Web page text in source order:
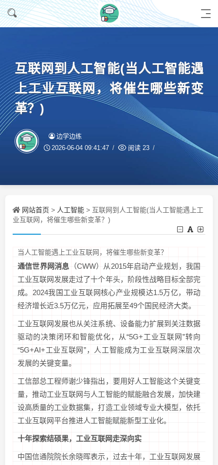
互联网到人工智能(当人工智能遇
上工业互联网，将催生哪些新变
革？)
边学边练
2026-06-04 09:41:47 阅读 23
网站首页 > 人工智能 > 互联网到人工智能(当人工智能遇上工
业互联网，将催生哪些新变革？)
当人工智能遇上工业互联网，将催生哪些新变革？
通信世界网消息 （CWW）从2015年启动产业规划，我国
工业互联网发展走过了十个年头，阶段性战略目标全部完
成。2024我国工业互联网核心产业规模达1.5万亿，带动
经济增长近3.5万亿元，应用拓展至49个国民经济大类。
工业互联网发展也从关注系统、设备能力扩展到关注数据
驱动的决策闭环和智能优化，从“5G+工业互联网”转向
“5G+AI+工业互联网”，人工智能成为工业互联网深层次
发展的关键变量。
工信部总工程师谢少锋指出，要用好人工智能这个关键变
量，推动工业互联网与人工智能的赋能融合发展，加快建
设高质量的工业数据集，打造工业领域专业大模型，依托
工业互联网平台推进人工智能赋能新型工业化。
十年探索结硕果，工业互联网走深向实
中国信通院院长余晓晖表示，过去十年，工业互联网发展